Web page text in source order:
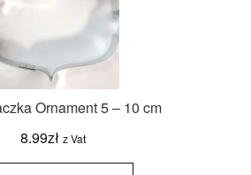
Ornament 5 – 10 cm
8.99zł z Vat
ilość